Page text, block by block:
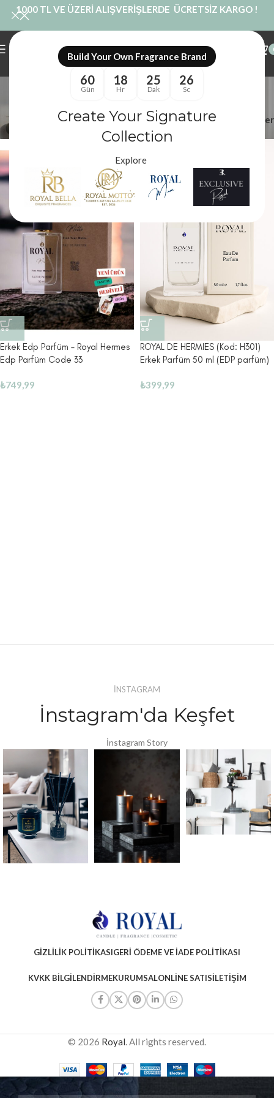
Build Your Own Fragrance Brand
60
Gün
18
Hr
25
Dak
25
Sc
Create Your Signature
Collection
Explore
1000 TL VE ÜZERİ ALIŞVERİŞLERDE ÜCRETSİZ KARGO !
golden earth
Royal Mum
Ürünler “golden earth” olarak etiketlendi Filtreler
Erkek Edp Parfüm – Royal Hermes
Edp Parfüm Code 33
₺749,99
ROYAL DE HERMIES (Kod: H301)
Erkek Parfüm 50 ml (EDP parfüm)
₺399,99
İNSTAGRAM
İnstagram'da Keşfet
İnstagram Story
GIZLILIK POLITIKASIGERI ÖDEME VE İADE POLITIKASI
KVKK BILGILENDIRMEKURUMSALONLINE SATISİLETIŞIM
© 2026 Royal. All rights reserved.